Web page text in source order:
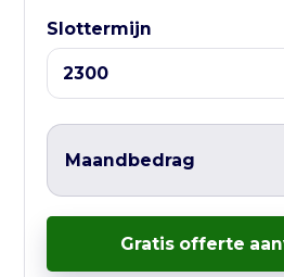
⏰ Openingstijden:
Liever direct
wij nemen zo snel
Slottermijn
Maandbedrag
Gratis offerte